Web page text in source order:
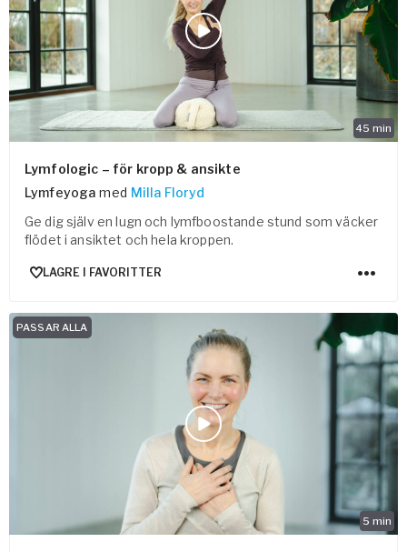
Bli samarbeidspartner med Yogobe
Yogobe Health & Care
Yogobes helsesatsinger for å styrke folkehelsen
global_menu.more.far.title
global_menu.more.far.desc
For bedrifter og arbeidsgivere
organisasjoner
Pausa Smart
Yogobe för yogalærere
45 min
Lymfologic – för kropp & ansikte
Lymfeyoga med Milla Floryd
Ge dig själv en lugn och lymfboostande stund som väcker
flödet i ansiktet och hela kroppen.
LAGRE I FAVORITTER
5 min
PASSAR ALLA